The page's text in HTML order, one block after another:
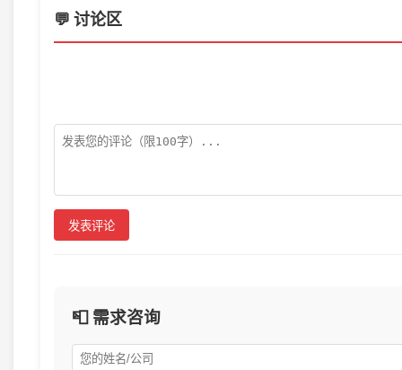
💬 讨论区
发表评论
📮 需求咨询